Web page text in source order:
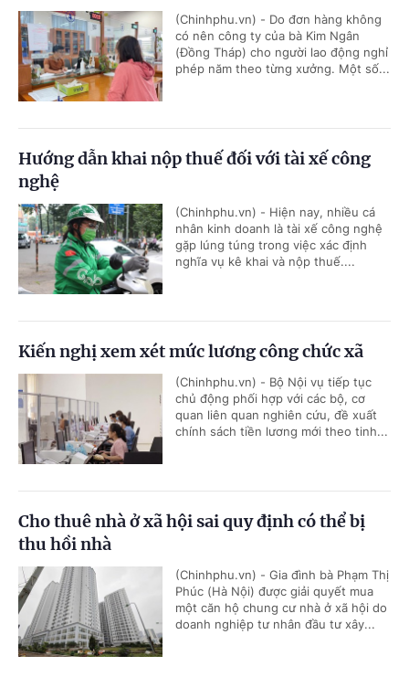
(Chinhphu.vn) - Do đơn hàng không
có nên công ty của bà Kim Ngân
(Đồng Tháp) cho người lao động nghỉ
phép năm theo từng xưởng. Một số...
Hướng dẫn khai nộp thuế đối với tài xế công
nghệ
(Chinhphu.vn) - Hiện nay, nhiều cá
nhân kinh doanh là tài xế công nghệ
gặp lúng túng trong việc xác định
nghĩa vụ kê khai và nộp thuế....
Kiến nghị xem xét mức lương công chức xã
(Chinhphu.vn) - Bộ Nội vụ tiếp tục
chủ động phối hợp với các bộ, cơ
quan liên quan nghiên cứu, đề xuất
chính sách tiền lương mới theo tinh...
Cho thuê nhà ở xã hội sai quy định có thể bị
thu hồi nhà
(Chinhphu.vn) - Gia đình bà Phạm Thị
Phúc (Hà Nội) được giải quyết mua
một căn hộ chung cư nhà ở xã hội do
doanh nghiệp tư nhân đầu tư xây...